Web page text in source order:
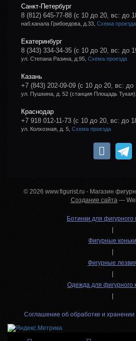
Санкт-Петербург
8 (812) 645-77-88 (с 10 до 20, вс: до
наб.канала Грибоедова, д.33, Схема проезда
Екатеринбург
8 (343) 334-34-35 (с 10 до 20, вс: до
ул. Степана Разина, д.95, Схема проезда
Казань
+7 (843) 202-09-09 (с 10 до 20, вс: до
ул. Пушкина, д. 52 (станция Площадь Тукая),
Краснодар
+7 918 012-11-73 (с 10 до 20, вс: до
ул. Колхозная, д. 5, Схема проезда
© 2026 www.figurist.ru - Магазин
Создание сайта —
Ботинки для фигурного
|
Фигурные коньки
|
Фигурные
|
Одежда для фигурного
|
Соглашение об обработке и